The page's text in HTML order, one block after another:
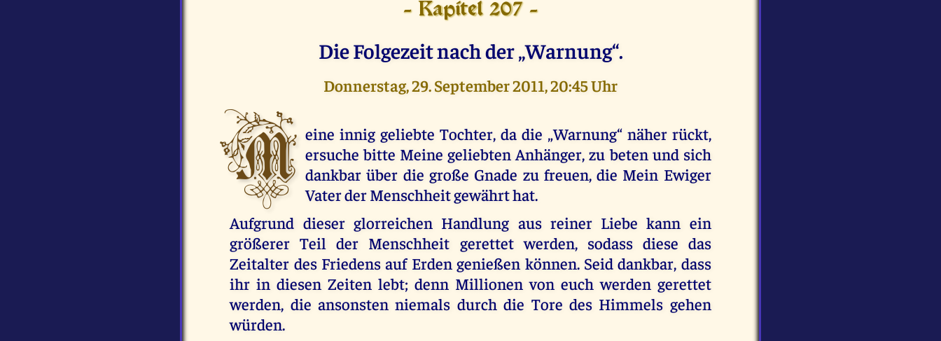
- Kapitel 207 -
Die Folgezeit nach der „Warnung“.
Donnerstag, 29. September 2011, 20:45 Uhr
M eine innig geliebte Tochter, da die „Warnung“ näher rückt,
ersuche bitte Meine geliebten Anhänger, zu beten und sich
dankbar über die große Gnade zu freuen, die Mein Ewiger
Vater der Menschheit gewährt hat.
Aufgrund dieser glorreichen Handlung aus reiner Liebe kann ein
größerer Teil der Menschheit gerettet werden, sodass diese das
Zeitalter des Friedens auf Erden genießen können. Seid dankbar, dass
ihr in diesen Zeiten lebt; denn Millionen von euch werden gerettet
werden, die ansonsten niemals durch die Tore des Himmels gehen
würden.